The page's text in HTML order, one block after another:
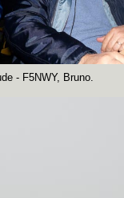
- F5NWY, Bruno.